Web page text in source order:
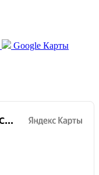
Google Карты